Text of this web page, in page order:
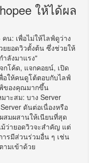
ให้ได้ผล
น: เพื่อไม่ให้ไลฟ์ดูว่าง
ยยอดวิวตั้งต้น ซึ่งช่วยให้
ลังมาแรง"
กโค้ด, แจกคอยน์, เปิด
อให้คนดูโต้ตอบกับไลฟ์
ของคุณมากขึ้น
าะสม: บาง Server
ดันต่อเนื่องหรือ
สมผสานให้เนียนที่สุด
ว่ายอดวิวจะสำคัญ แต่
ารมีส่วนร่วมอื่น ๆ เช่น
มเข้าด้วย